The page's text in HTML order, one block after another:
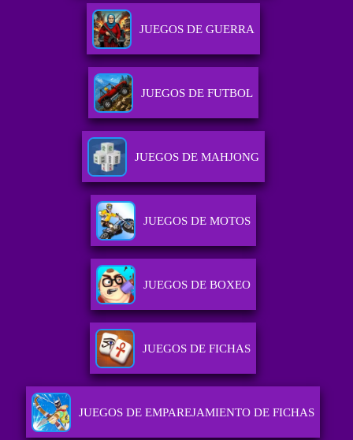
JUEGOS DE GUERRA
JUEGOS DE FUTBOL
JUEGOS DE MAHJONG
JUEGOS DE MOTOS
JUEGOS DE BOXEO
JUEGOS DE FICHAS
JUEGOS DE EMPAREJAMIENTO DE FICHAS